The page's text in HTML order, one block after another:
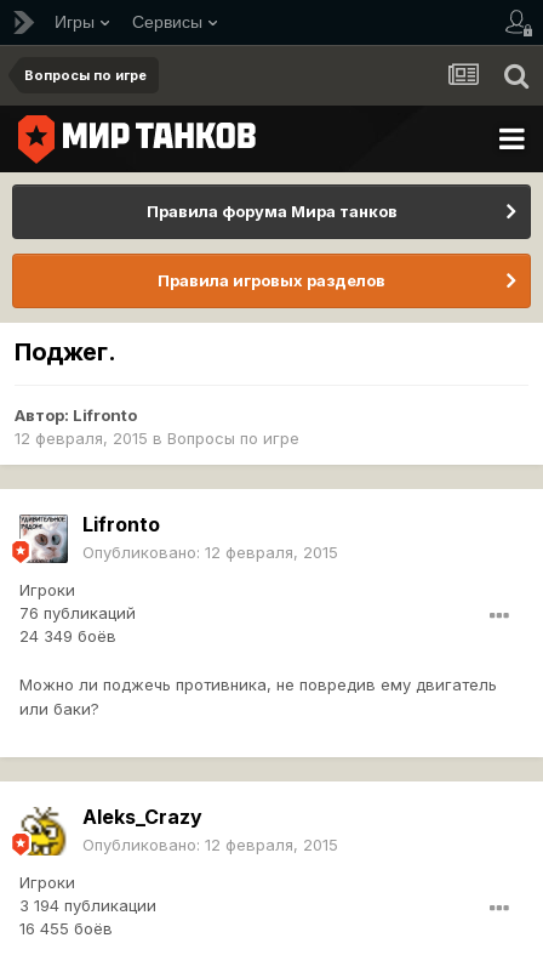
Игры Сервисы
Вопросы по игре
Правила форума Мира танков
Правила игровых разделов
Поджег.
Автор: Lifronto
12 февраля, 2015 в Вопросы по игре
Lifronto
Опубликовано: 12 февраля, 2015
Игроки
76 публикаций
24 349 боёв
Можно ли поджечь противника, не повредив ему двигатель
или баки?
Aleks_Crazy
Опубликовано: 12 февраля, 2015
Игроки
3 194 публикации
16 455 боёв